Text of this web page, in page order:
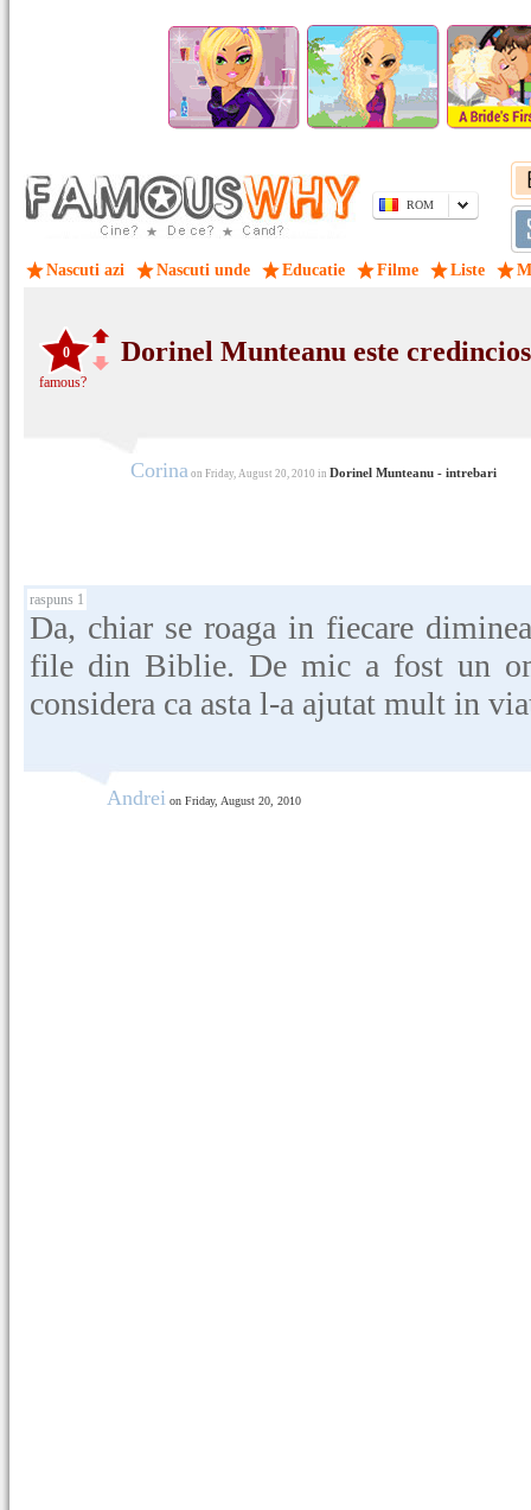
ROM
Nascuti azi Nascuti unde Educatie Filme Liste
0
famous?
Dorinel Munteanu este
Corina on Friday, August 20, 2010 in Dorinel Munteanu - intrebari
raspuns 1
Da, chiar se roaga in fiecare
file din Biblie. De mic a fost un
considera ca asta l-a ajutat mult in
Andrei on Friday, August 20, 2010